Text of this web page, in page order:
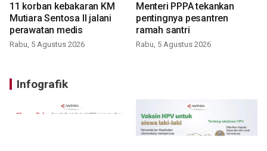
11 korban kebakaran KM
Mutiara Sentosa II jalani
perawatan medis
Rabu, 5 Agustus 2026
Menteri PPPA tekankan
pentingnya pesantren
ramah santri
Rabu, 5 Agustus 2026
Infografik